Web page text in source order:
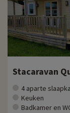
Stacaravan
4 aparte
Keuken
Badkamer en